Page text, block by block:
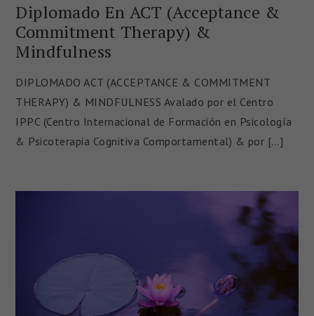
Diplomado En ACT (Acceptance &
Commitment Therapy) &
Mindfulness
DIPLOMADO ACT (ACCEPTANCE & COMMITMENT
THERAPY) & MINDFULNESS Avalado por el Centro
IPPC (Centro Internacional de Formación en Psicología
& Psicoterapia Cognitiva Comportamental) & por […]